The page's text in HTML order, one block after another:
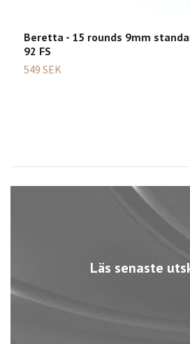
Läs senaste
Beretta - 15 rounds 9mm
92 FS
549 SEK